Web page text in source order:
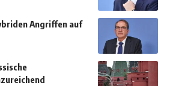
Angriffen auf